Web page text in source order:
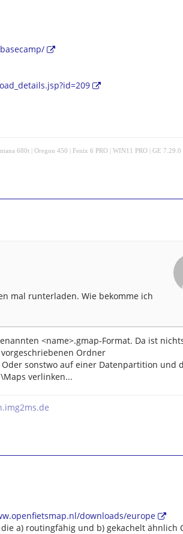
680t | Oregon 450 | Fenix 6 PRO | WIN11 PRO | GE 7.29.0 |
mal runterladen. Wie bekomme ich
<name>.gmap-Format. Da ist
Ordner
sonstwo auf einer Datenpartition und
verlinken...
downloads/europe
a) routingfähig und b) gekachelt ähnlich